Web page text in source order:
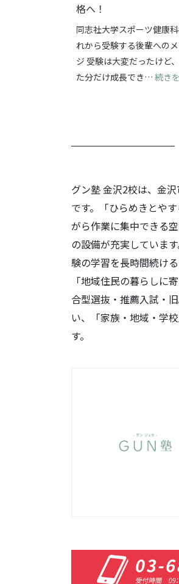
格へ！
同志社大学スポーツ健康
れから受験する後輩への
ジ 受験は大変だったけど
た分だけ成長でき… 続き
グン塾 金沢2校は、金
です。「ひらめきとや
がら作業に集中できる
の設備が充実していま
験の学習を長時間続け
「地域住民の暮らしに
合型選抜・推薦入試・
い、「家族・地域・学
す。